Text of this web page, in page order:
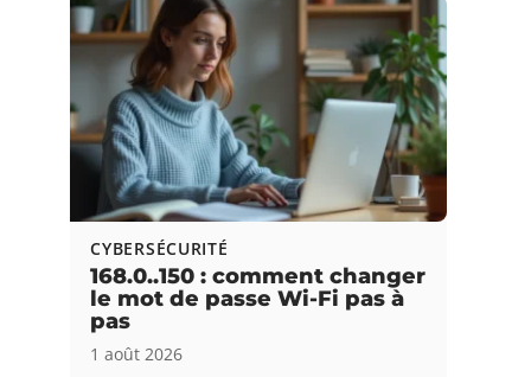
CYBERSÉCURITÉ
168.0..150 : comment changer
le mot de passe Wi-Fi pas à
pas
1 août 2026